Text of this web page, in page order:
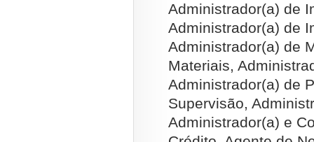
Administrador(a) de
Administrador(a) de
Administrador(a) de
Materiais,
Administrador(a) de
Supervisão,
Administrador(a) e